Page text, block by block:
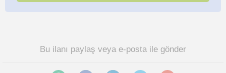
Bu ilanı paylaş veya e-posta ile gönder